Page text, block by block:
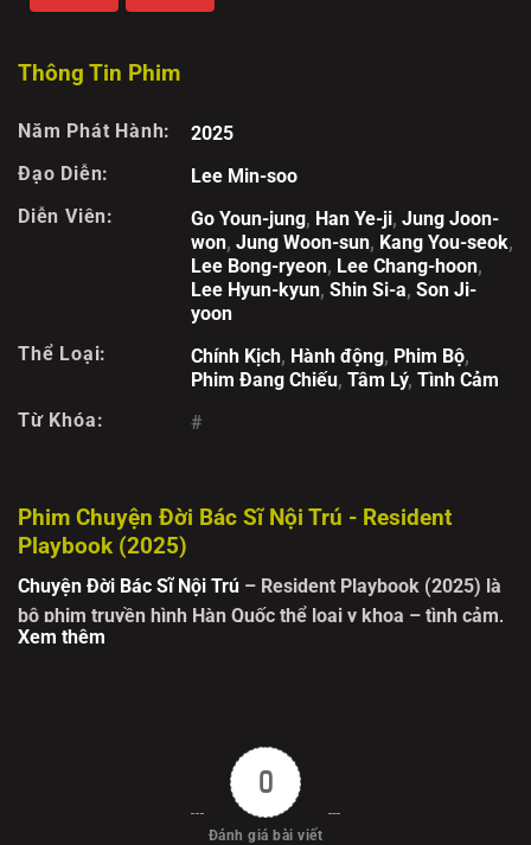
Thông Tin Phim
Năm Phát Hành:
2025
Đạo Diễn:
Lee Min-soo
Diễn Viên:
Go Youn-jung, Han Ye-ji, Jung Joon-
won, Jung Woon-sun, Kang You-seok,
Lee Bong-ryeon, Lee Chang-hoon,
Lee Hyun-kyun, Shin Si-a, Son Ji-
yoon
Thể Loại:
Chính Kịch, Hành động, Phim Bộ,
Phim Đang Chiếu, Tâm Lý, Tình Cảm
Từ Khóa:
#
Phim Chuyện Đời Bác Sĩ Nội Trú - Resident
Playbook (2025)
Chuyện Đời Bác Sĩ Nội Trú – Resident Playbook (2025) là
bộ phim truyền hình Hàn Quốc thể loại y khoa – tình cảm,
tiếp nối thành công của series
năm thứ nhất, từ người hài hước đến mẫu mực, đều mang
một câu chuyện riêng: áp lực học hành, giao tiếp với bệnh
nhân, đến áp lực công việc thực tế.
Xem thêm
0
Đánh giá bài viết